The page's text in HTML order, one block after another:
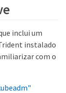
inclui um
instalado
com o